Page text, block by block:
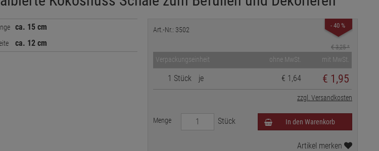
ca. 15 cm
ca. 12 cm
- 40 %
Art.-Nr.: 3502
€ 3,25*
Verpackungseinheit ohne MwSt. mit MwSt.
1 Stück je € 1,64 € 1,95
zzgl. Versandkosten
Menge Stück In den Warenkorb
Artikel merken